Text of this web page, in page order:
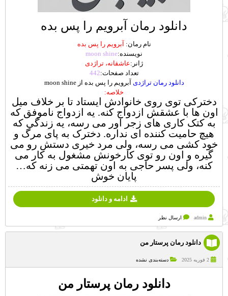
دانلود رمان آبرویم را پس بده
نام رمان: آبرویم را پس بده
نویسنده:
moon shine
ژانر:عاشقانه، تراژدی
تعداد صفحات:442
دانلود رمان تراژدی آبرویم را پس بده از moon shine
خلاصه:
دخترکی توی روی خانوادش ایستاد تا بر خلاف میل
اون ها با عشقش ازدواج کنه. یه ازدواج ناموفق که
به کتک کاری های زجر آور می رسه، یه زندگی که
هیچ حامیت کننده ای نداره. دخترک به پای مرگ و
خود کشی می رسه، ولی مرد خیری دستش رو می
گیره و اون رو توی کارخونش مشغول به کار می
کنه، ولی پسر حاجی به اون تهمتی می زنه که…
پایان خوش
ادامه و دانلود
admin ارسال نظر
دانلود رمان پرستار من
2 فوریه 2025 دسته‌بندی نشده
دانلود رمان پرستار من